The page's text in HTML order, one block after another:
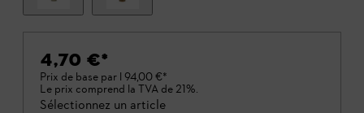
4,70 €*
Prix de base par l 94,00 €*
Le prix comprend la TVA de 21%.
Sélectionnez un article